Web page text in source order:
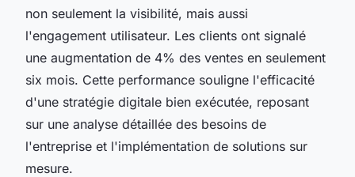
non seulement la visibilité, mais aussi
l'engagement utilisateur. Les clients ont signalé
une augmentation de 4% des ventes en seulement
six mois. Cette performance souligne l'efficacité
d'une stratégie digitale bien exécutée, reposant
sur une analyse détaillée des besoins de
l'entreprise et l'implémentation de solutions sur
mesure.